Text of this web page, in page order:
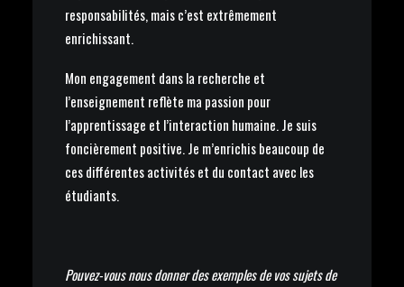
responsabilités, mais c’est extrêmement
enrichissant.
Mon engagement dans la recherche et
l’enseignement reflète ma passion pour
l’apprentissage et l’interaction humaine. Je suis
foncièrement positive. Je m’enrichis beaucoup de
ces différentes activités et du contact avec les
étudiants.
Pouvez-vous nous donner des exemples de vos sujets de